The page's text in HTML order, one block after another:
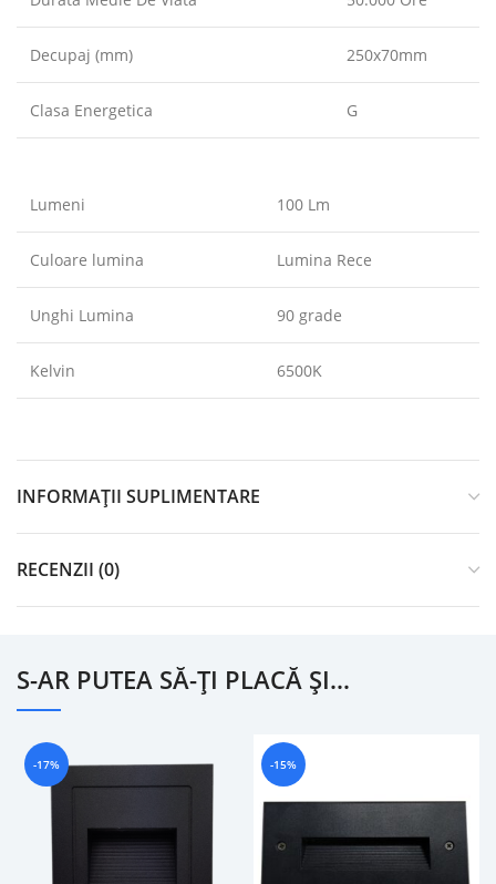
Decupaj (mm) 250x70mm
Clasa Energetica G
Lumeni 100 Lm
Culoare lumina Lumina Rece
Unghi Lumina 90 grade
Kelvin 6500K
INFORMAȚII SUPLIMENTARE
RECENZII (0)
S-AR PUTEA SĂ-ȚI PLACĂ ȘI…
-17% -15%